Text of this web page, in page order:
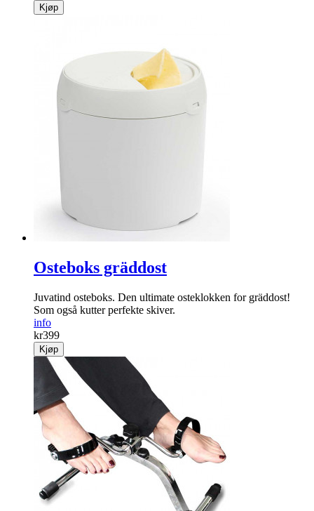
Kjøp
Osteboks gräddost
Juvatind osteboks. Den ultimate osteklokken for gräddost!
Som også kutter perfekte skiver.
info
kr399
Kjøp